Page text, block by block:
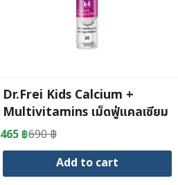
Dr.Frei Kids Calcium +
Multivitamins เม็ดฟู่แคลเซียม
ผสมวิตามินรวม 13 ชนิดสำหรับ
เด็ก
690฿
Original
price
was:
465 ฿
Current
price
is:
Add to cart